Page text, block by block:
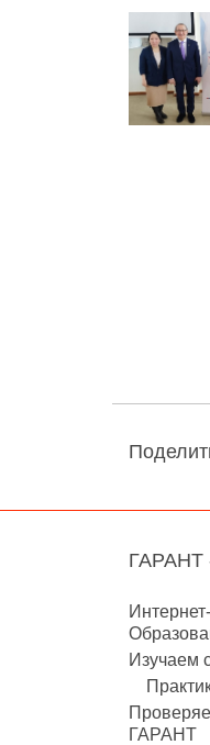
ГАРАНТ
Изучаем
ГАРАНТ